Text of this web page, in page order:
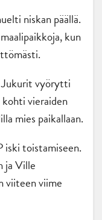
niskan päällä.
kun
Jukurit vyörytti
vieraiden
mies paikallaan.
iski toistamiseen.
ja Ville
viiteen viime